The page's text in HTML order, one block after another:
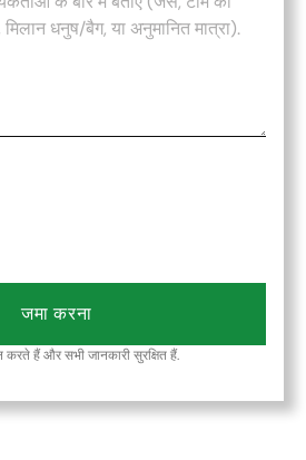
जमा करना
करते हैं और सभी जानकारी सुरक्षित हैं.